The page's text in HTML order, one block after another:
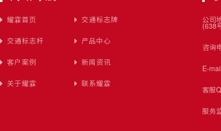
耀霖首页 交通标志牌
交通标志杆 产品中心
客户案例 新闻资讯
关于耀霖 联系耀霖
公司
(638
咨询
E-
客服
服务